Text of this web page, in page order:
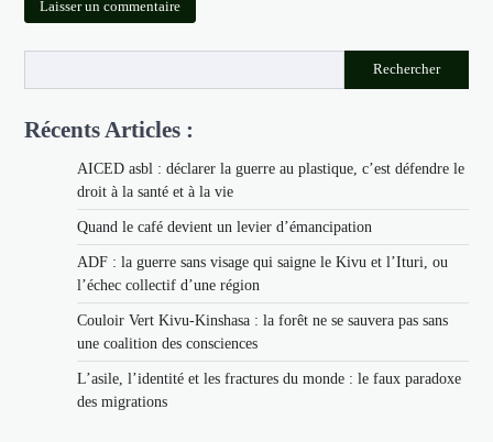
Rechercher
Récents Articles :
AICED asbl : déclarer la guerre au plastique, c’est défendre le
droit à la santé et à la vie
Quand le café devient un levier d’émancipation
ADF : la guerre sans visage qui saigne le Kivu et l’Ituri, ou
l’échec collectif d’une région
Couloir Vert Kivu-Kinshasa : la forêt ne se sauvera pas sans
une coalition des consciences
L’asile, l’identité et les fractures du monde : le faux paradoxe
des migrations